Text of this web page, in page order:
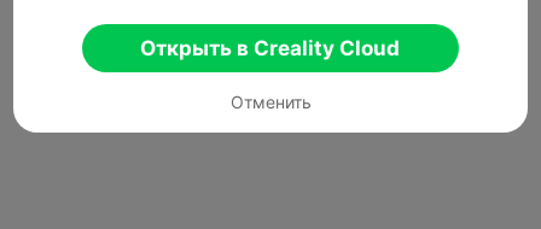
Открыть в Creality Cloud
Отменить